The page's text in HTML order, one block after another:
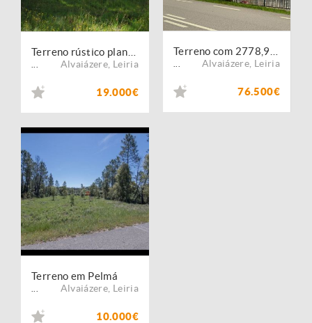
Alvaiázere Leiria
19.000€
Alvaiázere Leiria
76.500€
Terreno em Pelmá
Alvaiázere Leiria
10.000€